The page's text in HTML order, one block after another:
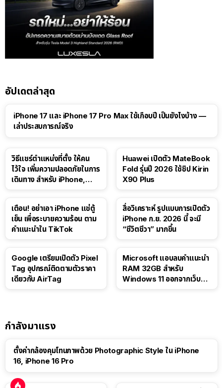
อัปเดตล่าสุด
iPhone 17 และ iPhone 17 Pro Max ใช้เกือบปี เป็นยังไงบ้าง —
เล่าประสบการณ์จริง
วิธีแชร์ตำแหน่งที่ตั้ง ให้คน
ไว้ใจ เพิ่มความปลอดภัยในการ
เดินทาง สำหรับ iPhone,
Huawei เปิดตัว MateBook
Fold รุ่นปี 2026 ใช้ชิป Kirin
X90 Plus
เตือน! อย่าเอา iPhone แช่ตู้
เย็น เพื่อระบายความร้อน ตาม
คำแนะนำใน TikTok
สื่อวิเคราะห์ รูปแบบการเปิดตัว
iPhone ก.ย. 2026 นี้ จะมี
“ชีวิตชีวา” มากขึ้น
Google เตรียมเปิดตัว Pixel
Tag อุปกรณ์ติดตามตัวราคา
เดียวกับ AirTag
Microsoft แอบลบคำแนะนำ
RAM 32GB สำหรับ
Windows 11 ออกจากเว็บตัว
กำลังมาแรง
ตั้งค่ากล้องคุมโทนภาพด้วย Photographic Style ใน iPhone
16, iPhone 16 Pro